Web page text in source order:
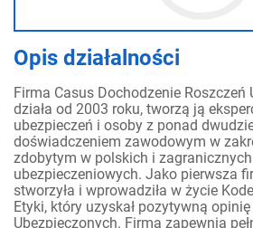
Opis działalności
Firma Casus Dochodzenie Roszczeń
działa od 2003 roku, tworzą ją
ubezpieczeń i osoby z ponad
doświadczeniem zawodowym w
zdobytym w polskich i
ubezpieczeniowych. Jako pierwsza
stworzyła i wprowadziła w życie
Etyki, który uzyskał pozytywną
Ubezpieczonych. Firma zapewnia